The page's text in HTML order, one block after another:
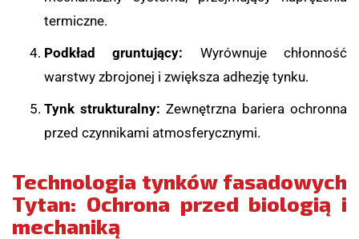
termiczne.
Podkład gruntujący: Wyrównuje chłonność
warstwy zbrojonej i zwiększa adhezję tynku.
Tynk strukturalny: Zewnętrzna bariera ochronna
przed czynnikami atmosferycznymi.
Technologia tynków fasadowych
Tytan: Ochrona przed biologią i
mechaniką